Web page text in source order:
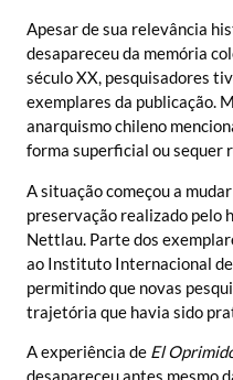
Apesar de sua relevância
desapareceu da memória
século XX, pesquisadores
exemplares da publicação.
anarquismo chileno
forma superficial ou sequer
A situação começou a
preservação realizado pelo
Nettlau. Parte dos
ao Instituto Internacional
permitindo que novas
trajetória que havia sido
A experiência de El
desapareceu antes mesmo